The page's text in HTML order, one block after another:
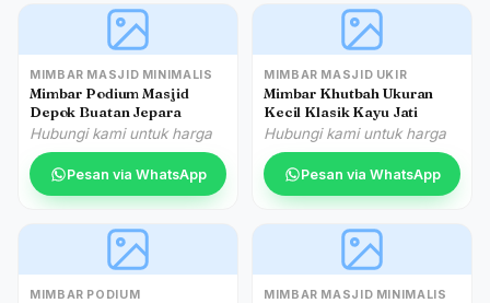
MIMBAR MASJID MINIMALIS
Mimbar Podium Masjid
Depok Buatan Jepara
Hubungi kami untuk harga
Pesan via WhatsApp
MIMBAR MASJID UKIR
Mimbar Khutbah Ukuran
Kecil Klasik Kayu Jati
Hubungi kami untuk harga
Pesan via WhatsApp
MIMBAR PODIUM MIMBAR MASJID MINIMALIS